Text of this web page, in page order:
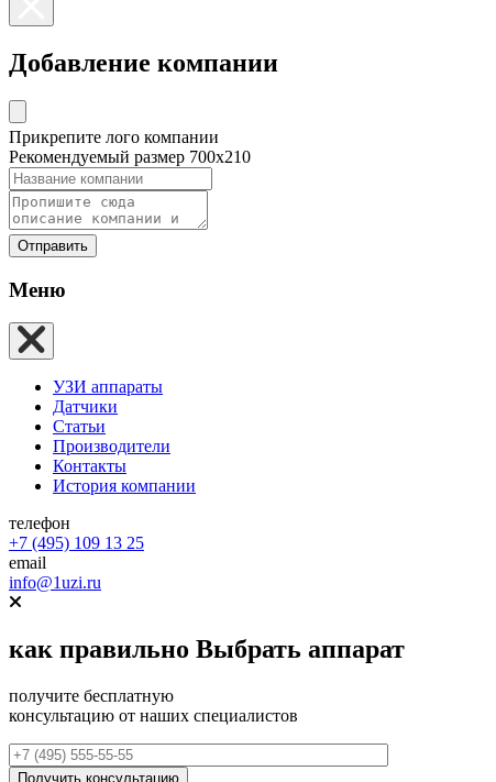
Добавление компании
Прикрепите лого компании
Рекомендуемый размер 700х210
Отправить
Меню
УЗИ аппараты
Датчики
Статьи
Производители
Контакты
История компании
телефон
+7 (495) 109 13 25
email
info@1uzi.ru
как правильно Выбрать аппарат
получите бесплатную
консультацию от наших специалистов